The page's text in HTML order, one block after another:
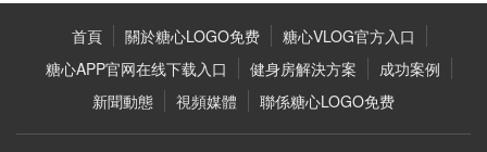
首頁 關於糖心LOGO免费
糖心VLOG官方入口
糖心APP官网在线下载入口
健身房解決方案
成功案例
新聞動態
視頻媒體 聯係糖心LOGO免费